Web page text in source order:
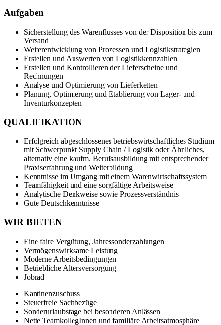
Aufgaben
Sicherstellung des Warenflusses von der Disposition bis zum
Versand
Weiterentwicklung von Prozessen und Logistikstrategien
Erstellen und Auswerten von Logistikkennzahlen
Erstellen und Kontrollieren der Lieferscheine und
Rechnungen
Analyse und Optimierung von Lieferketten
Planung, Optimierung und Etablierung von Lager- und
Inventurkonzepten
QUALIFIKATION
Erfolgreich abgeschlossenes betriebswirtschaftliches Studium
mit Schwerpunkt Supply Chain / Logistik oder Ähnliches,
alternativ eine kaufm. Berufsausbildung mit entsprechender
Praxiserfahrung und Weiterbildung
Kenntnisse im Umgang mit einem Warenwirtschaftssystem
Teamfähigkeit und eine sorgfältige Arbeitsweise
Analytische Denkweise sowie Prozessverständnis
Gute Deutschkenntnisse
WIR BIETEN
Eine faire Vergütung, Jahressonderzahlungen
Vermögenswirksame Leistung
Moderne Arbeitsbedingungen
Betriebliche Altersversorgung
Jobrad
Kantinenzuschuss
Steuerfreie Sachbezüge
Sonderurlaubstage bei besonderen Anlässen
Nette TeamkollegInnen und familiäre Arbeitsatmosphäre